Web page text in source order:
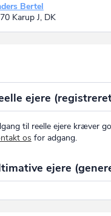
Bertel
Karup J, DK
ejere
til reelle ejere kræver
os for adgang.
ejere